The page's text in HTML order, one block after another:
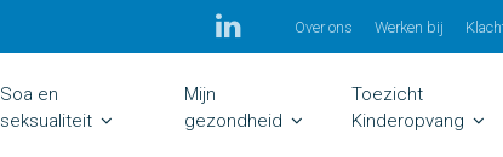
Over ons Werken bij
Soa en
seksualiteit
Mijn
gezondheid
Toezicht
Kinderopvang